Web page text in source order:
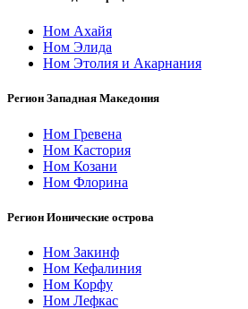
Ном Ахайя
Ном Элида
Ном Этолия и Акарнания
Регион Западная Македония
Ном Гревена
Ном Кастория
Ном Козани
Ном Флорина
Регион Ионические острова
Ном Закинф
Ном Кефалиния
Ном Корфу
Ном Лефкас